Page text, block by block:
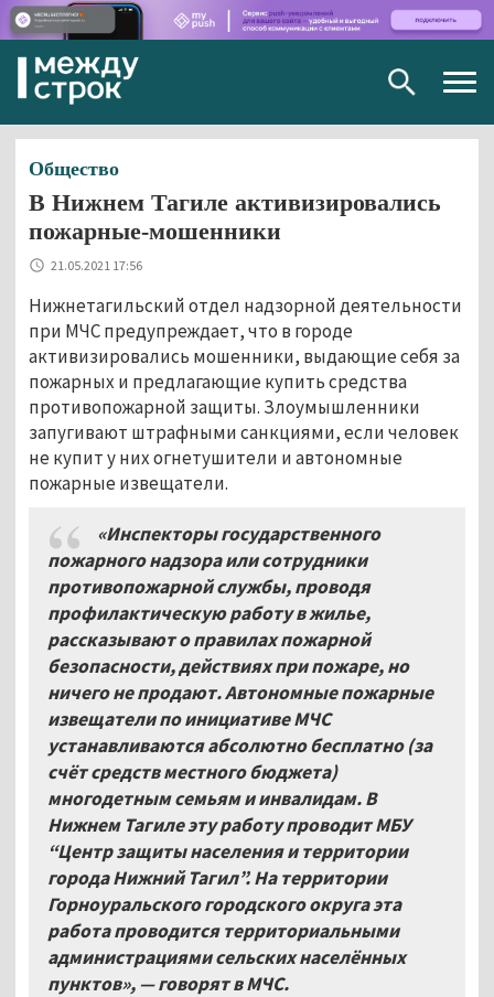
Общество
В Нижнем Тагиле активизировались
пожарные-мошенники
21.05.2021 17:56
Нижнетагильский отдел надзорной деятельности
при МЧС предупреждает, что в городе
активизировались мошенники, выдающие себя за
пожарных и предлагающие купить средства
противопожарной защиты. Злоумышленники
запугивают штрафными санкциями, если человек
не купит у них огнетушители и автономные
пожарные извещатели.
«Инспекторы государственного
пожарного надзора или сотрудники
противопожарной службы, проводя
профилактическую работу в жилье,
рассказывают о правилах пожарной
безопасности, действиях при пожаре, но
ничего не продают. Автономные пожарные
извещатели по инициативе МЧС
устанавливаются абсолютно бесплатно (за
счёт средств местного бюджета)
многодетным семьям и инвалидам. В
Нижнем Тагиле эту работу проводит МБУ
“Центр защиты населения и территории
города Нижний Тагил”. На территории
Горноуральского городского округа эта
работа проводится территориальными
администрациями сельских населённых
пунктов», — говорят в МЧС.